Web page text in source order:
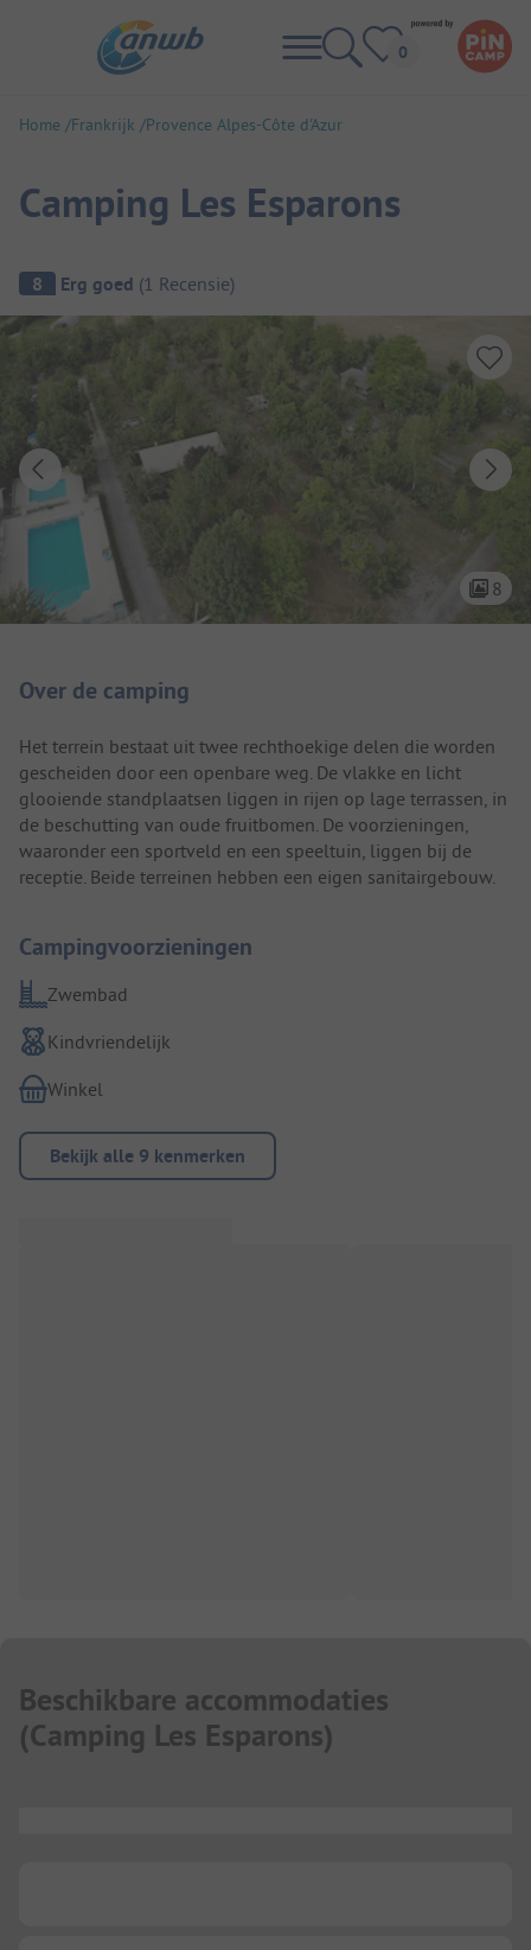
Home Frankrijk Provence Alpes-Côte d'Azur
Camping Les Esparons
Camping overzicht
8 Erg goed (1 Recensie)
8
Over de camping
Het terrein bestaat uit twee rechthoekige delen die worden
gescheiden door een openbare weg. De vlakke en licht
glooiende standplaatsen liggen in rijen op lage terrassen, in
de beschutting van oude fruitbomen. De voorzieningen,
waaronder een sportveld en een speeltuin, liggen bij de
receptie. Beide terreinen hebben een eigen sanitairgebouw.
Campingvoorzieningen
Zwembad
Kindvriendelijk
Winkel
Bekijk alle 9 kenmerken
Beschikbare accommodaties
(Camping Les Esparons)